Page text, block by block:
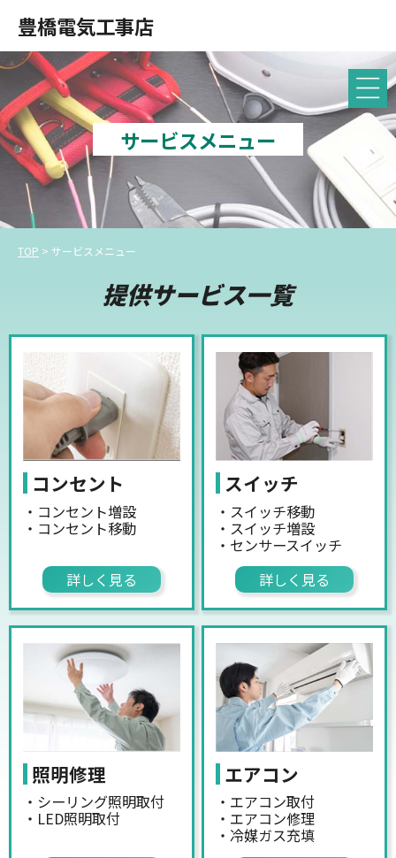
豊橋電気工事店
サービスメニュー
TOP > サービスメニュー
提供サービス一覧
コンセント
・コンセント増設
・コンセント移動
詳しく見る
スイッチ
・スイッチ移動
・スイッチ増設
・センサースイッチ
詳しく見る
照明修理
・シーリング照明取付
・LED照明取付
エアコン
・エアコン取付
・エアコン修理
・冷媒ガス充填